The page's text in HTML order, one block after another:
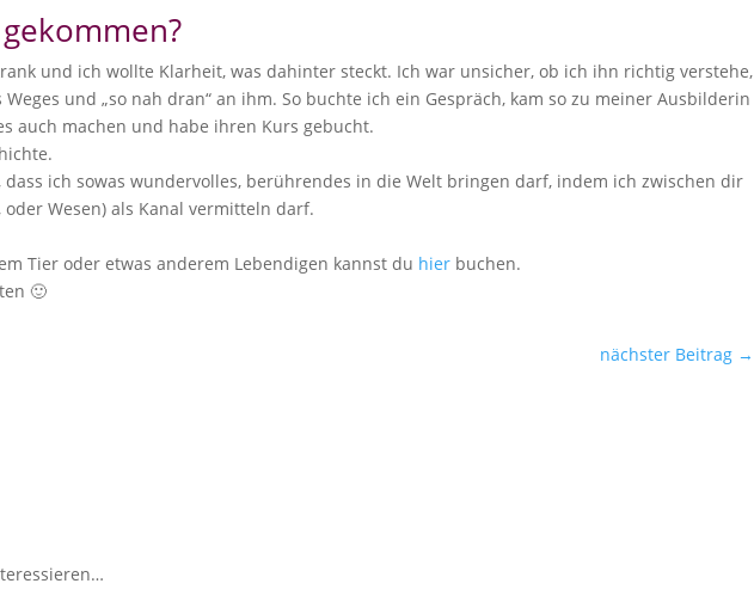
und ich wollte Klarheit, was dahinter steckt. Ich war unsicher, ob ich ihn richtig verstehe,
und „so nah dran“ an ihm. So buchte ich ein Gespräch, kam so zu meiner Ausbilderin
auch machen und habe ihren Kurs gebucht.
ich sowas wundervolles, berührendes in die Welt bringen darf, indem ich zwischen dir
Wesen) als Kanal vermitteln darf.
Tier oder etwas anderem Lebendigen kannst du hier buchen.
🙂
nächster Beitrag →